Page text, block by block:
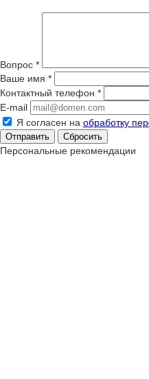
Вопрос *
Ваше имя *
Контактный телефон *
E-mail
Я согласен на обработку
Сбросить
Персональные рекомендации